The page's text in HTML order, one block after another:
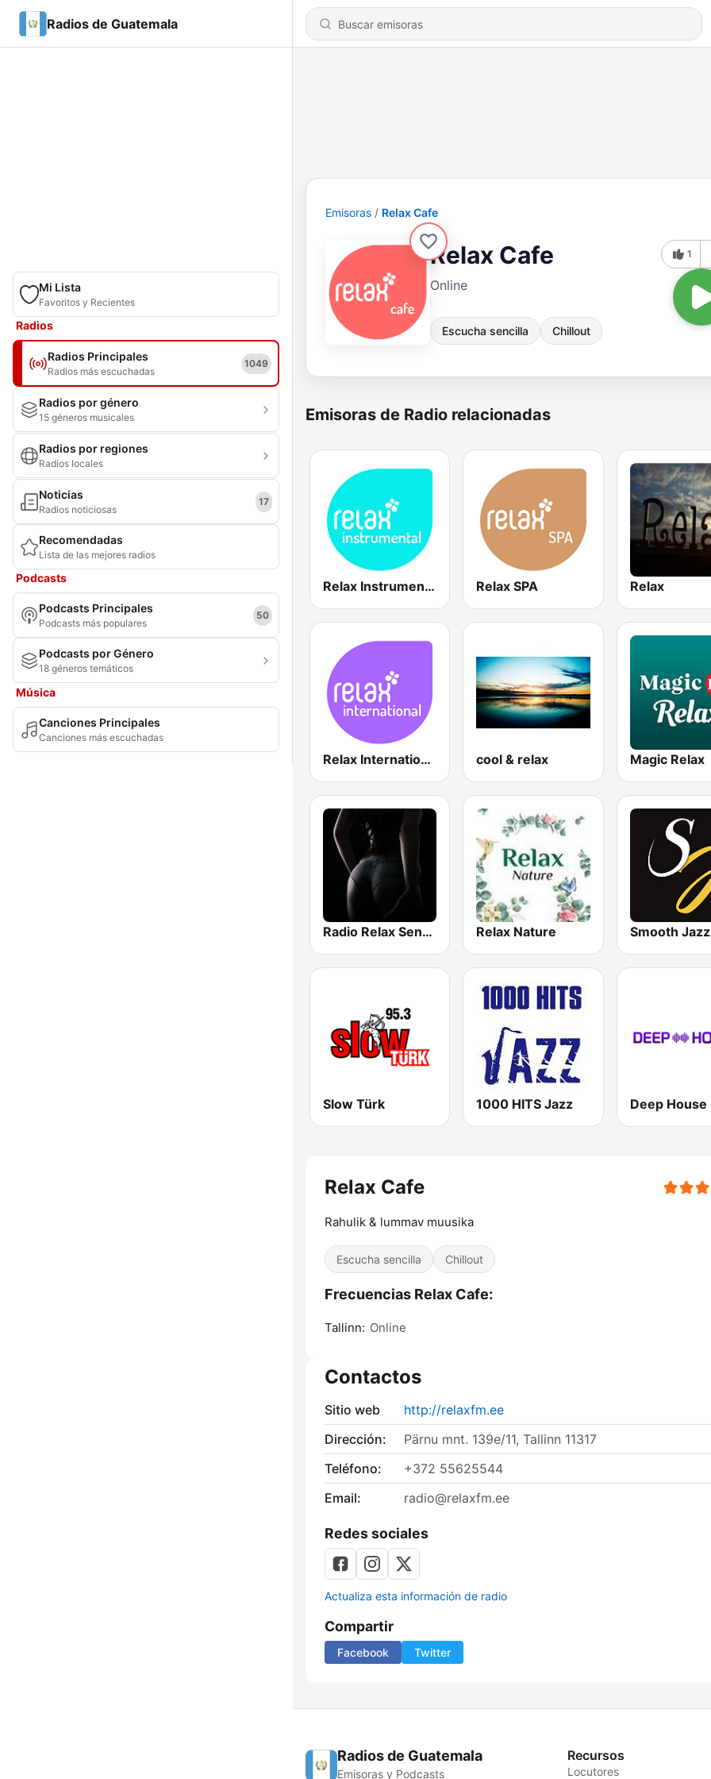
Radios de Guatemala
Mi Lista
Favoritos y Recientes
Radios
Radios Principales
Radios más escuchadas
1049
Radios por género
15 géneros musicales
Radios por regiones
Radios locales
Noticias
Radios noticiosas
17
Recomendadas
Lista de las mejores radios
Podcasts
Podcasts Principales
Podcasts más populares
50
Podcasts por Género
18 géneros temáticos
Música
Canciones Principales
Canciones más escuchadas
Emisoras Relax Cafe
Relax Cafe
Online
Escucha sencilla Chillout
1
Emisoras de Radio relacionadas
Relax Instrumental Relax SPA Relax
Relax International cool & relax Magic Relax
Radio Relax Sensual Relax Nature
Slow Türk 1000 HITS Jazz
Relax Cafe
Rahulik & lummav muusika
Escucha sencilla Chillout
Frecuencias Relax Cafe:
Tallinn: Online
Contactos
Sitio web
http://relaxfm.ee
Dirección:
Pärnu mnt. 139e/11, Tallinn 11317
Teléfono:
+372 55625544
Email:
radio@relaxfm.ee
Redes sociales
Actualiza esta información de radio
Compartir
Facebook Twitter
Radios de Guatemala
Emisoras y Podcasts
Recursos
Locutores